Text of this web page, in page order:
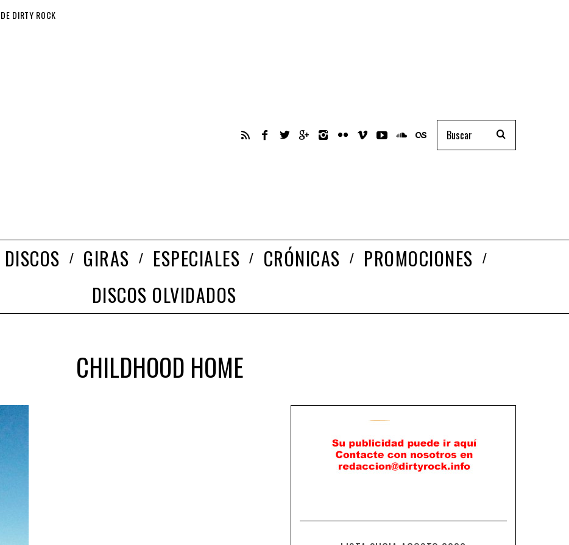
DIRTY ROCK
DISCOS GIRAS ESPECIALES CRÓNICAS
PROMOCIONES
DISCOS OLVIDADOS
CHILDHOOD HOME